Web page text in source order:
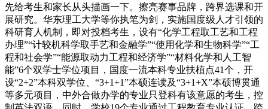
先给考生和家长从头描画一下。擦亮赛事品牌，跨界选课和开
展研究。华东理工大学等你执笔为剑，实施国度级人才引领的
科研育人机制，即对投档考生，设有“化学工程取工艺和工程
办理”“计较机科学取手艺和金融学”“使用化学和生物科学”“工
程和社会学”“能源取动力工程和经济学”“材料化学和人工智
能”6个双学士学位项目，国度一流本科专业扶植点41个，开
设“2+2”本科双学位、“3+1+1”本硕连读及“3+1+X”本硕博贯通
等多元项目，中外合做办学的专业只登科有该意愿的考生，控